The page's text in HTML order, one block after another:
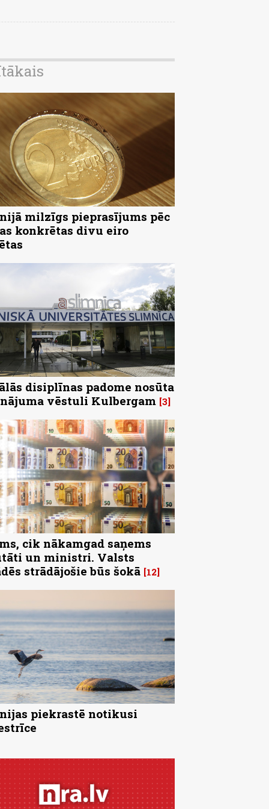
milzīgs pieprasījums pēc
konkrētas divu eiro
disiplīnas padome nosūta
vēstuli Kulbergam 3
cik nākamgad saņems
un ministri. Valsts
strādājošie būs šokā 12
piekrastē notikusi